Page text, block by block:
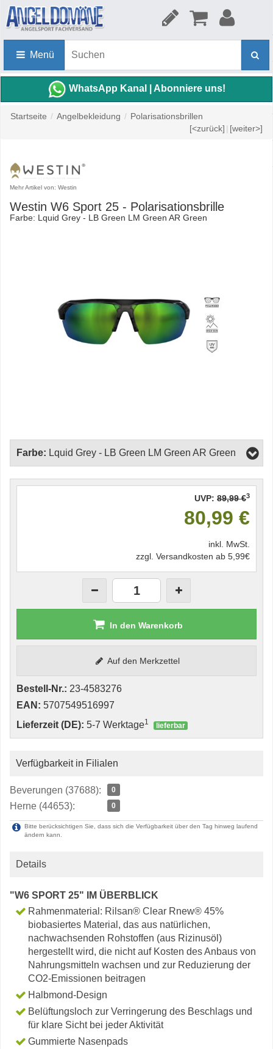
Menü
WhatsApp Kanal | Abonniere uns!
Startseite / Angelbekleidung / Polarisationsbrillen
[<zurück] | [weiter>]
Mehr Artikel von: Westin
Westin W6 Sport 25 - Polarisationsbrille
Farbe: Lquid Grey - LB Green LM Green AR Green
Farbe: Lquid Grey - LB Green LM Green AR Green
UVP: 89,99 €3
80,99 €
inkl. MwSt.
zzgl. Versandkosten ab 5,99€
In den Warenkorb
Auf den Merkzettel
Bestell-Nr.: 23-4583276
EAN: 5707549516997
Lieferzeit (DE): 5-7 Werktage1 lieferbar
Verfügbarkeit in Filialen
Beverungen (37688): 0
Herne (44653): 0
Bitte berücksichtigen Sie, dass sich die Verfügbarkeit über den Tag hinweg laufend
ändern kann.
Details
"W6 SPORT 25" IM ÜBERBLICK
Rahmenmaterial: Rilsan® Clear Rnew® 45%
biobasiertes Material, das aus natürlichen,
nachwachsenden Rohstoffen (aus Rizinusöl)
hergestellt wird, die nicht auf Kosten des Anbaus von
Nahrungsmitteln wachsen und zur Reduzierung der
CO2-Emissionen beitragen
Halbmond-Design
Belüftungsloch zur Verringerung des Beschlags und
für klare Sicht bei jeder Aktivität
Gummierte Nasenpads